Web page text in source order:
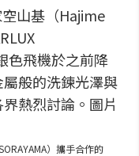
）攜手合作的